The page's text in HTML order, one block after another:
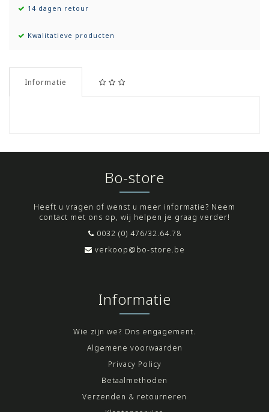
14 dagen retour
Kwalitatieve producten
Informatie
Bo-store
Heeft u vragen of wenst u meer informatie? Neem
contact met ons op, wij helpen je graag verder!
0032 (0) 476/32.64.78
verkoop@bo-store.be
Informatie
Wie zijn we? Ons engagement.
Algemene voorwaarden
Privacy Policy
Betaalmethoden
Verzenden & retourneren